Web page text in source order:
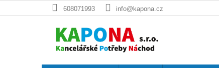
na
608071993 info@kapona.cz